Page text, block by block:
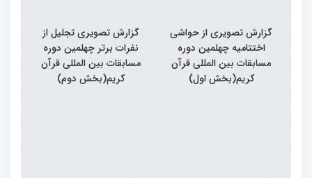
گزارش تصویری از حواشی
اختتامیه چهلمین دوره
مسابقات بین المللی قرآن
کریم(بخش اول)
گزارش تصویری تجلیل از
نفرات برتر چهلمین دوره
مسابقات بین المللی قرآن
کریم(بخش دوم)